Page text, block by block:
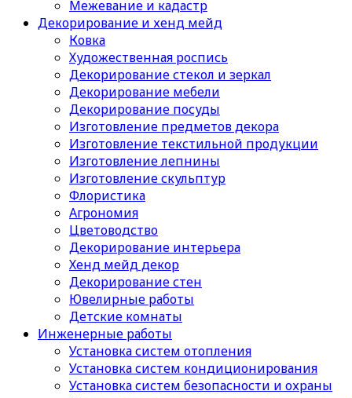
Межевание и кадастр
Декорирование и хенд мейд
Ковка
Художественная роспись
Декорирование стекол и зеркал
Декорирование мебели
Декорирование посуды
Изготовление предметов декора
Изготовление текстильной продукции
Изготовление лепнины
Изготовление скульптур
Флористика
Агрономия
Цветоводство
Декорирование интерьера
Хенд мейд декор
Декорирование стен
Ювелирные работы
Детские комнаты
Инженерные работы
Установка систем отопления
Установка систем кондиционирования
Установка систем безопасности и охраны